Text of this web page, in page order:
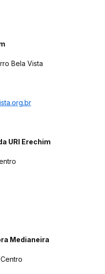
Bela Vista
URI Erechim
Medianeira